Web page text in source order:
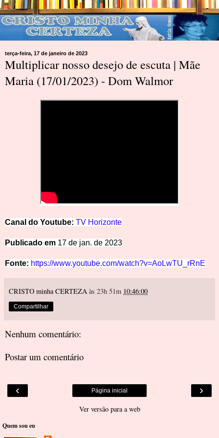
terça-feira, 17 de janeiro de 2023
Multiplicar nosso desejo de escuta | Mãe
Maria (17/01/2023) - Dom Walmor
Canal do Youtube: TV Horizonte
Publicado em 17 de jan. de 2023
Fonte: https://www.youtube.com/watch?v=AoLwTU_rRnE
CRISTO minha CERTEZA às 23h 51m 10:46:00
Compartilhar
Nenhum comentário:
Postar um comentário
‹ ›
Página inicial
Ver versão para a web
Quem sou eu